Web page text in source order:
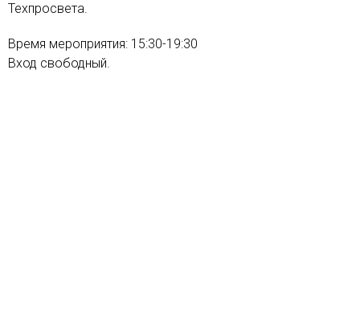
Техпросвета.
Время мероприятия: 15:30-19:30
Вход свободный.